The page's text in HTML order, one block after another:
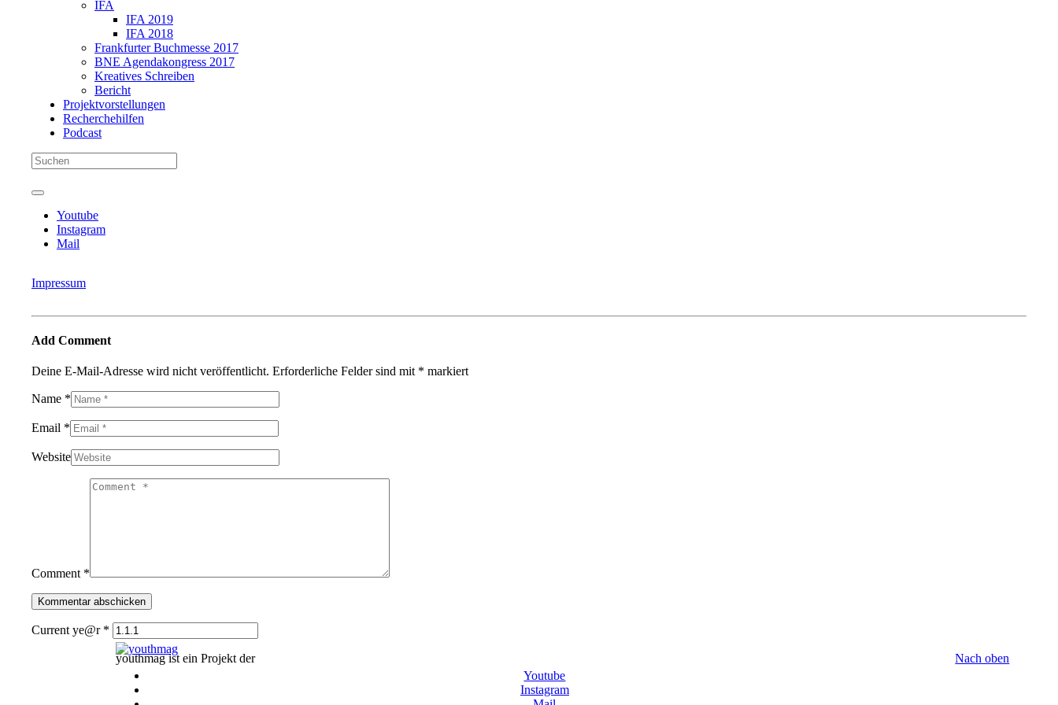
IFA
IFA 2019
IFA 2018
Frankfurter Buchmesse 2017
BNE Agendakongress 2017
Kreatives Schreiben
Bericht
Projektvorstellungen
Recherchehilfen
Podcast
Youtube
Instagram
Mail
Impressum
Add Comment
Deine E-Mail-Adresse wird nicht veröffentlicht. Erforderliche Felder sind mit * markiert
Name *
Email *
Website
Comment *
Current ye@r *
youthmag ist ein Projekt der
Youtube
Instagram
Nach oben